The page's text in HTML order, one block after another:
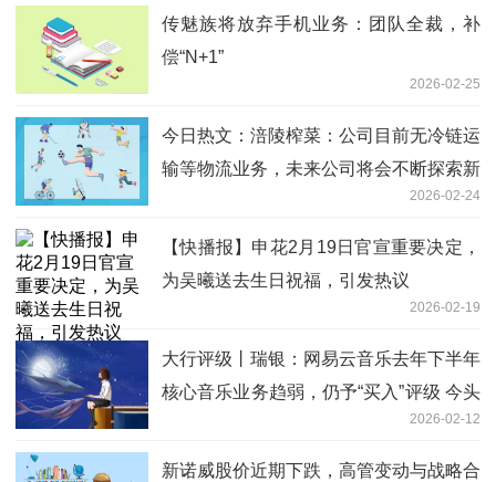
传魅族将放弃手机业务：团队全裁，补
偿“N+1”
2026-02-25
今日热文：涪陵榨菜：公司目前无冷链运
输等物流业务，未来公司将会不断探索新
2026-02-24
【快播报】申花2月19日官宣重要决定，
为吴曦送去生日祝福，引发热议
2026-02-19
大行评级丨瑞银：网易云音乐去年下半年
核心音乐业务趋弱，仍予“买入”评级 今头
2026-02-12
新诺威股价近期下跌，高管变动与战略合